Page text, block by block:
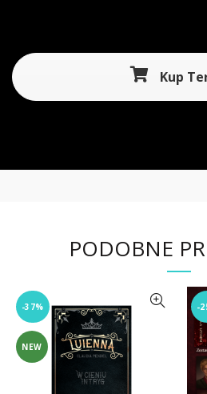
Kup
PODOBNE
-37%
NEW
-